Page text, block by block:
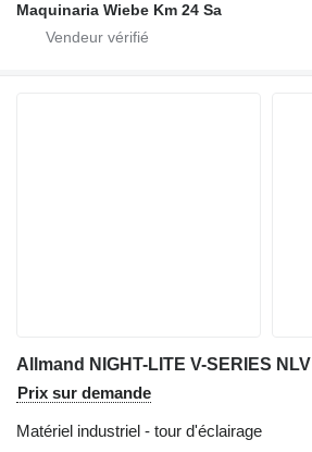
Maquinaria Wiebe Km 24 Sa
Allmand NIGHT-LITE V-SERIES NLV
Prix sur demande
Matériel industriel - tour d'éclairage